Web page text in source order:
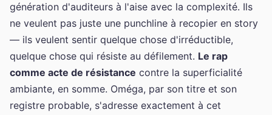
génération d'auditeurs à l'aise avec la complexité. Ils
ne veulent pas juste une punchline à recopier en story
— ils veulent sentir quelque chose d'irréductible,
quelque chose qui résiste au défilement. Le rap
comme acte de résistance contre la superficialité
ambiante, en somme. Oméga, par son titre et son
registre probable, s'adresse exactement à cet